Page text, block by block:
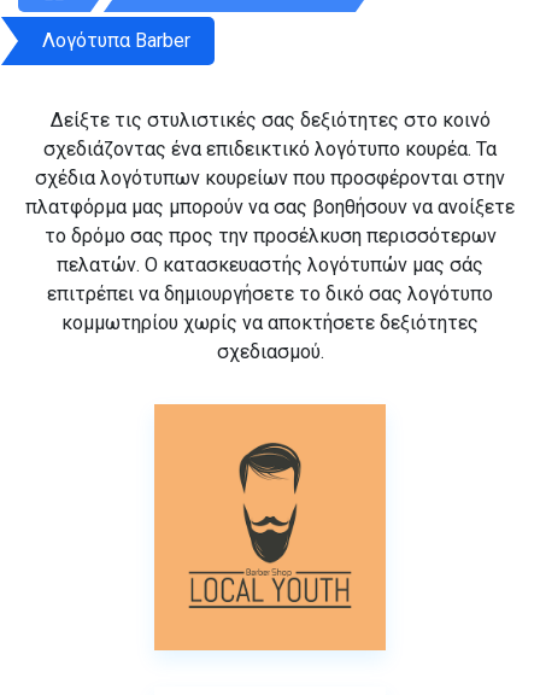
Λογότυπα Barber
Δείξτε τις στυλιστικές σας δεξιότητες στο κοινό
σχεδιάζοντας ένα επιδεικτικό λογότυπο κουρέα. Τα
σχέδια λογότυπων κουρείων που προσφέρονται στην
πλατφόρμα μας μπορούν να σας βοηθήσουν να ανοίξετε
το δρόμο σας προς την προσέλκυση περισσότερων
πελατών. Ο κατασκευαστής λογότυπών μας σάς
επιτρέπει να δημιουργήσετε το δικό σας λογότυπο
κομμωτηρίου χωρίς να αποκτήσετε δεξιότητες
σχεδιασμού.